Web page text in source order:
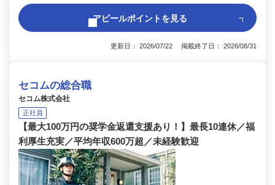
アピールポイントを見る
更新日： 2026/07/22 掲載終了日： 2026/08/31
セコムの総合職
セコム株式会社
正社員
【最大100万円の奨学金返還支援あり！】最長10連休／福
利厚生充実／平均年収600万超／未経験歓迎